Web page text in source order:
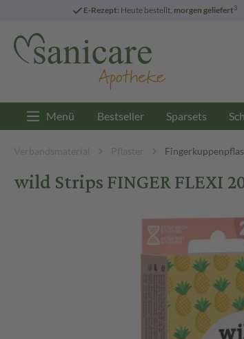
E-Rezept: Heute bestellt, morgen geliefert3
Menü Bestseller Sparsets
Verbandsmaterial Pflaster
wild Strips FINGER FLEXI